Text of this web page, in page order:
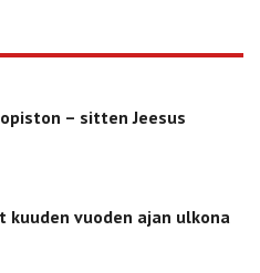
– sitten Jeesus
kuuden vuoden ajan ulkona